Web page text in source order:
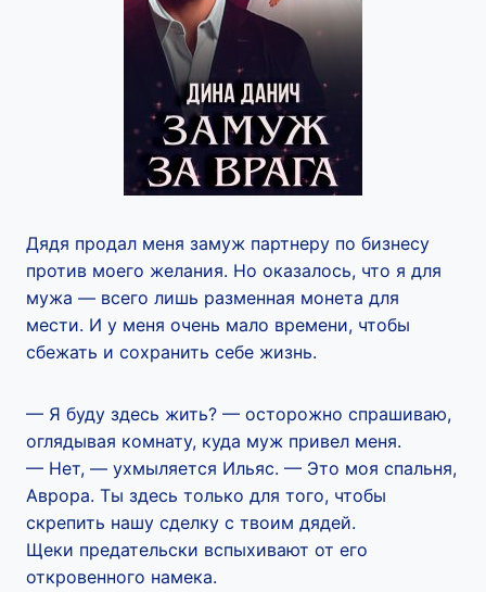
Дядя продал меня замуж партнеру по бизнесу
против моего желания. Но оказалось, что я для
мужа — всего лишь разменная монета для
мести. И у меня очень мало времени, чтобы
сбежать и сохранить себе жизнь.
— Я буду здесь жить? — осторожно спрашиваю,
оглядывая комнату, куда муж привел меня.
— Нет, — ухмыляется Ильяс. — Это моя спальня,
Аврора. Ты здесь только для того, чтобы
скрепить нашу сделку с твоим дядей.
Щеки предательски вспыхивают от его
откровенного намека.